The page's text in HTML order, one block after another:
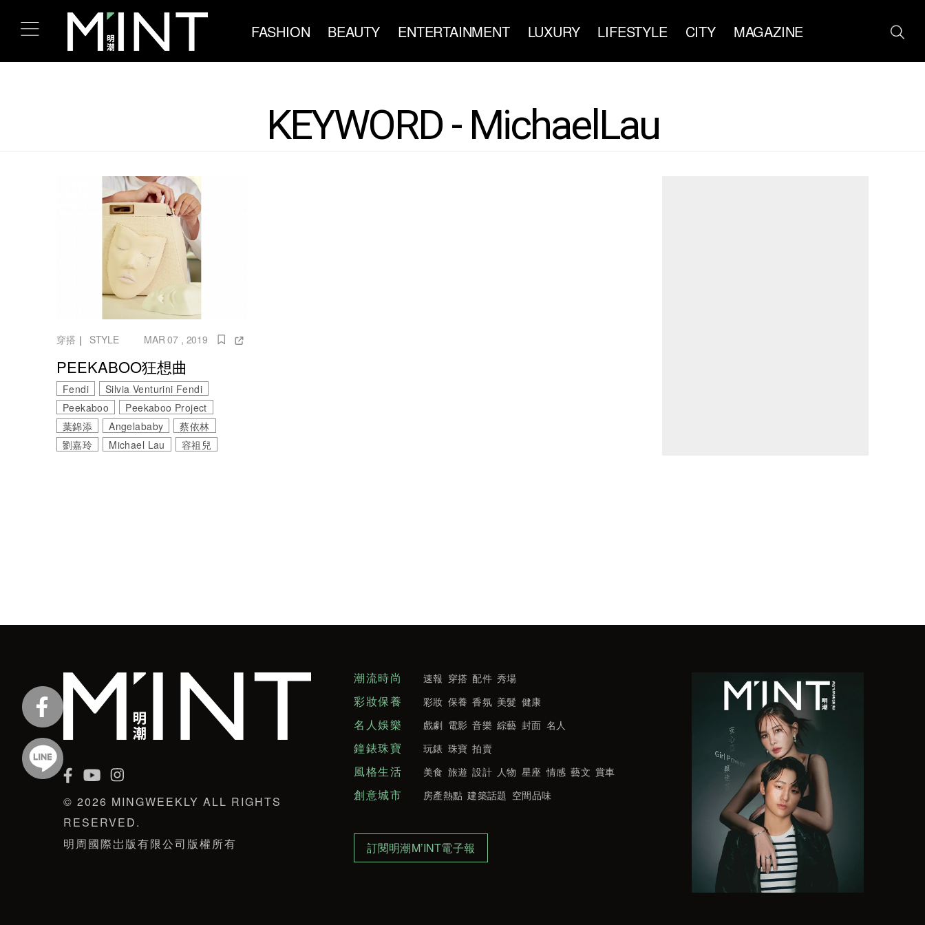
FASHION BEAUTY ENTERTAINMENT LUXURY LIFESTYLE CITY MAGAZINE
KEYWORD - MichaelLau
穿搭 ｜ STYLE MAR 07 , 2019
PEEKABOO狂想曲
Fendi
Silvia Venturini Fendi
Peekaboo
Peekaboo Project
葉錦添
Angelababy
蔡依林
劉嘉玲
Michael Lau 容祖兒
© 2026 MINGWEEKLY ALL RIGHTS
RESERVED.
明周國際岀版有限公司版權所有
潮流時尚 速報 穿搭 配件 秀場
彩妝保養 彩妝 保養 香氛 美髮 健康
名人娛樂 戲劇 電影 音樂 綜藝 封面 名人
鐘錶珠寶 玩錶 珠寶 拍賣
風格生活 美食 旅遊 設計 人物 星座 情感 藝文 賞車
創意城市 房產熱點 建築話題 空間品味
訂閱明潮M’INT電子報